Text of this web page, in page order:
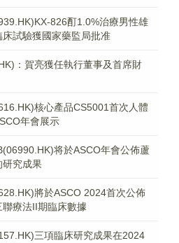
826酊1.0%治療男性雄
試驗獲國家藥監局批准
：賀亮獲任執行董事及首席財
核心產品CS5001首次人體
年會展示
将於ASCO年會公佈蘆
研究成果
將於ASCO 2024首次公佈
療法II期臨床數據
三項臨床研究成果在2024